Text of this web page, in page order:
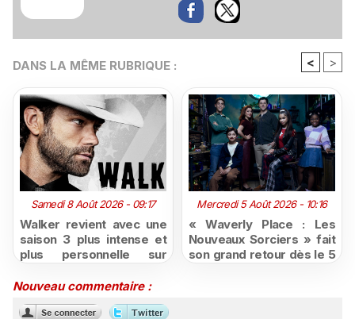
DANS LA MÊME RUBRIQUE : < >
Samedi 8 Août 2026 - 09:17
Walker revient avec une
saison 3 plus intense et
plus personnelle sur
Mercredi 5 Août 2026 - 10:16
« Waverly Place : Les
Nouveaux Sorciers » fait
son grand retour dès le 5
Nouveau commentaire :